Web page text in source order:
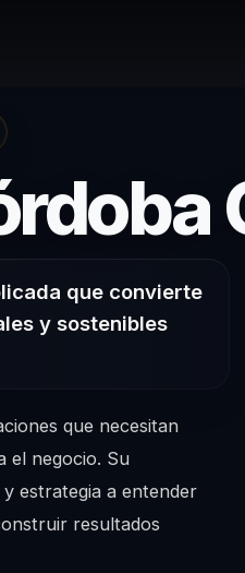
que convierte
y sostenibles
que necesitan
el negocio. Su
estrategia a entender
resultados